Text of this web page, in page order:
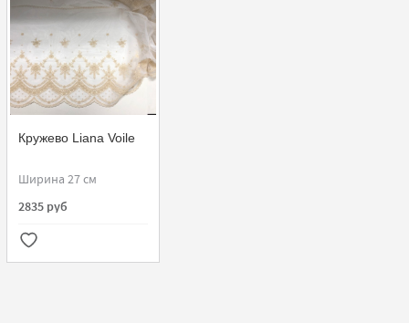
Кружево Liana Voile
Ширина 27 см
2835 руб